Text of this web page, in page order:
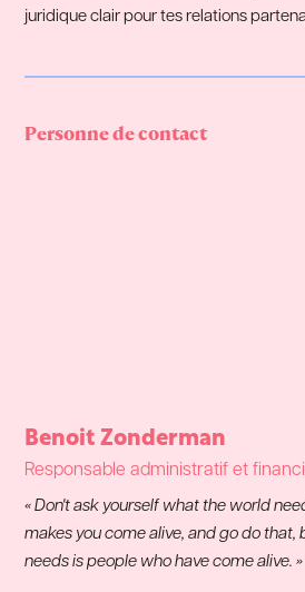
juridique clair pour tes relations
Personne de contact
Benoit Zonderman
Responsable administratif et
«Don't ask yourself what the world
makes you come alive, and go do
needs is people who have come alive. »